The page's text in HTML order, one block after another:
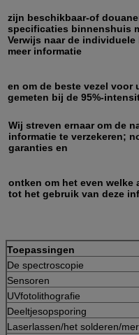
zijn beschikbaar-of
specificaties binnenshuis
Verwijs naar de
meer informatie
en om de beste vezel voor
gemeten bij de 95%-
Wij streven ernaar om de
informatie te verzekeren;
garanties en
ontken om het even welke
tot het gebruik van deze
Toepassingen
De spectroscopie
Sensoren
UVfotolithografie
Deeltjesopsporing
Laserlassen/het solderen/